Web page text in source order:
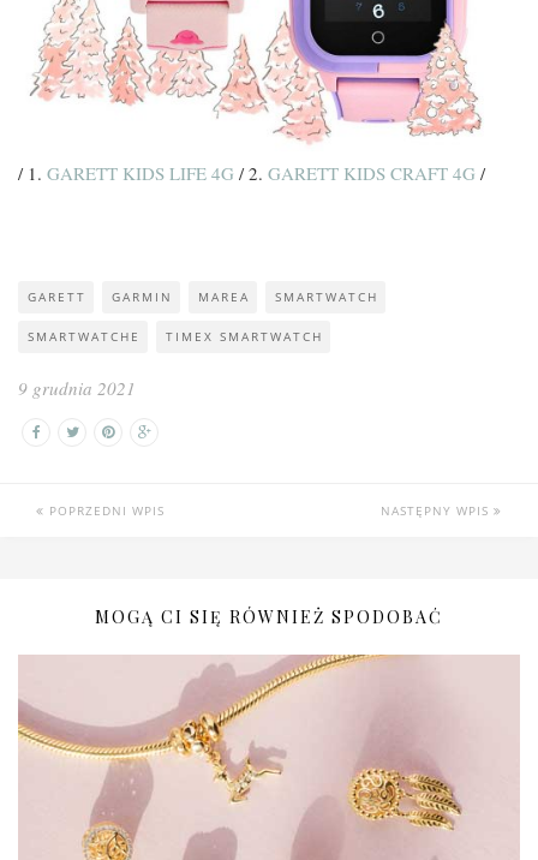
/ 1. GARETT KIDS LIFE 4G / 2. GARETT KIDS CRAFT 4G /
GARETT GARMIN MAREA SMARTWATCH
SMARTWATCHE TIMEX SMARTWATCH
9 grudnia 2021
POPRZEDNI WPIS NASTĘPNY WPIS
MOGĄ CI SIĘ RÓWNIEŻ SPODOBAĆ